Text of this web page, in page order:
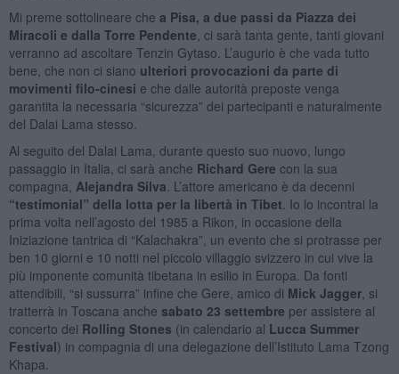
Mi preme sottolineare che a Pisa, a due passi da Piazza dei
Miracoli e dalla Torre Pendente , ci sarà tanta gente, tanti giovani
verranno ad ascoltare Tenzin Gytaso. L’augurio è che vada tutto
bene, che non ci siano ulteriori provocazioni da parte di
movimenti filo-cinesi e che dalle autorità preposte venga
garantita la necessaria “sicurezza” dei partecipanti e naturalmente
del Dalai Lama stesso.
Al seguito del Dalai Lama, durante questo suo nuovo, lungo
passaggio in Italia, ci sarà anche Richard Gere con la sua
compagna, Alejandra Silva . L’attore americano è da decenni
“testimonial” della lotta per la libertà in Tibet . Io lo incontrai la
prima volta nell’agosto del 1985 a Rikon, in occasione della
Iniziazione tantrica di “Kalachakra”, un evento che si protrasse per
ben 10 giorni e 10 notti nel piccolo villaggio svizzero in cui vive la
più imponente comunità tibetana in esilio in Europa. Da fonti
attendibili, “si sussurra” infine che Gere, amico di Mick Jagger, si
tratterrà in Toscana anche sabato 23 settembre per assistere al
concerto dei Rolling Stones (in calendario al Lucca Summer
Festival) in compagnia di una delegazione dell’Istituto Lama Tzong
Khapa.